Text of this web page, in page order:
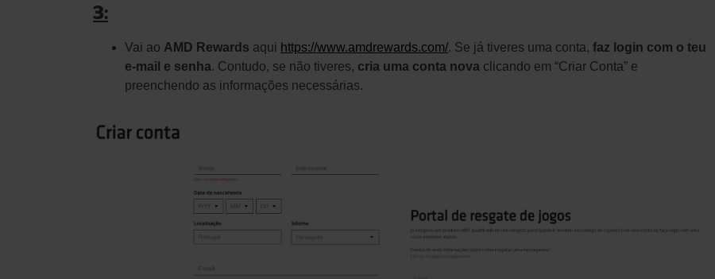
3:
Vai ao AMD Rewards aqui https://www.amdrewards.com/. Se já tiveres uma conta, faz login com o teu
e-mail e senha. Contudo, se não tiveres, cria uma conta nova clicando em “Criar Conta” e
preenchendo as informações necessárias.